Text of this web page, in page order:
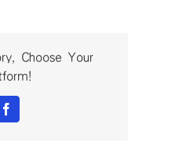
Choose Your
Facebook